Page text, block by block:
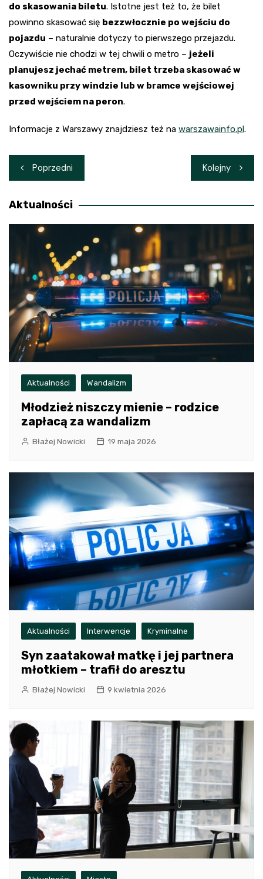
do skasowania biletu. Istotne jest też to, że bilet
powinno skasować się bezzwłocznie po wejściu do
pojazdu – naturalnie dotyczy to pierwszego przejazdu.
Oczywiście nie chodzi w tej chwili o metro – jeżeli
planujesz jechać metrem, bilet trzeba skasować w
kasowniku przy windzie lub w bramce wejściowej
przed wejściem na peron.
Informacje z Warszawy znajdziesz też na warszawainfo.pl.
Nawigacja
wpisu
Poprzedni Kolejny
Aktualności
Aktualności Wandalizm
Młodzież niszczy mienie – rodzice
zapłacą za wandalizm
Błażej Nowicki 19 maja 2026
Aktualności Interwencje Kryminalne
Syn zaatakował matkę i jej partnera
młotkiem – trafił do aresztu
Błażej Nowicki 9 kwietnia 2026